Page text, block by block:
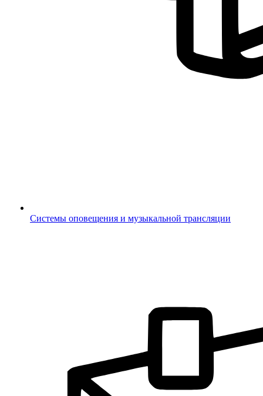
Системы оповещения и музыкальной трансляции